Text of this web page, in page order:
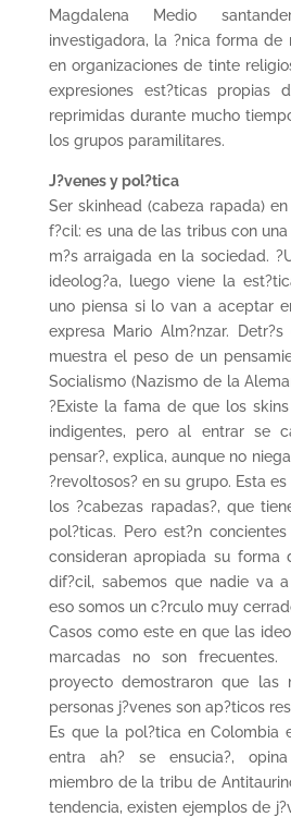
Magdalena Medio
investigadora, la ?nica forma de
en organizaciones de tinte
expresiones est?ticas propias
reprimidas durante mucho
los grupos paramilitares.
J?venes y pol?tica
Ser skinhead (cabeza rapada)
f?cil: es una de las tribus con
m?s arraigada en la sociedad.
ideolog?a, luego viene la
uno piensa si lo van a aceptar
expresa Mario Alm?nzar.
muestra el peso de un
Socialismo (Nazismo de la
?Existe la fama de que los
indigentes, pero al entrar se
pensar?, explica, aunque no
?revoltosos? en su grupo. Esta
los ?cabezas rapadas?, que
pol?ticas. Pero est?n
consideran apropiada su forma
dif?cil, sabemos que nadie va
eso somos un c?rculo muy
Casos como este en que las
marcadas no son frecuentes.
proyecto demostraron que
personas j?venes son ap?ticos
Es que la pol?tica en Colombia
entra ah? se ensucia?, opina
miembro de la tribu de
tendencia, existen ejemplos de